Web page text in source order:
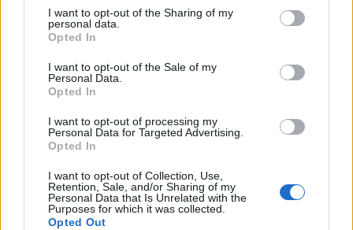
not limited to your visit or usage behaviour. You may click to
grant or deny consent to Google and its third-party tags to
use your data for below specified purposes in below Google
consent section.
I want to opt-out of the Sharing of my
personal data.
Opted In
I want to opt-out of the Sale of my
Personal Data.
Opted In
I want to opt-out of processing my
Personal Data for Targeted Advertising.
Opted In
I want to opt-out of Collection, Use,
Retention, Sale, and/or Sharing of my
Personal Data that Is Unrelated with the
Purposes for which it was collected.
Opted Out
TOP IN OFFERTE DI LAVORO
Lavoro nel mondo dell’arte e della cultura: le ultime
posizioni aperte
Lavoro in Puglia e Lombardia: scopri le ultime offerte e i
settori in crescita